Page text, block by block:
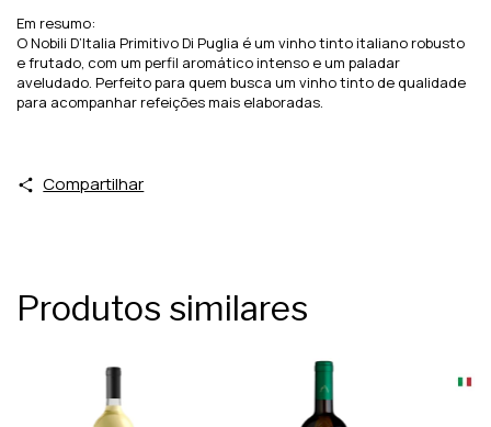
Em resumo:
O Nobili D’Italia Primitivo Di Puglia é um vinho tinto italiano robusto
e frutado, com um perfil aromático intenso e um paladar
aveludado. Perfeito para quem busca um vinho tinto de qualidade
para acompanhar refeições mais elaboradas.
Compartilhar
Produtos similares